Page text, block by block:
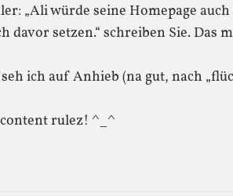
„Ali würde seine Homepage
setzen.“ schreiben Sie. Das
ich auf Anhieb (na gut, nach
rulez! ^_^